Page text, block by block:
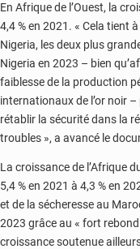
En Afrique de l’Ouest, la
4,4 % en 2021. « Cela tient
Nigeria, les deux plus
Nigeria en 2023 – bien
faiblesse de la production
internationaux de l’or noir
rétablir la sécurité dans la
troubles », a avancé le
La croissance de l’Afrique
5,4 % en 2021 à 4,3 % en
et de la sécheresse au
2023 grâce au « fort
croissance soutenue